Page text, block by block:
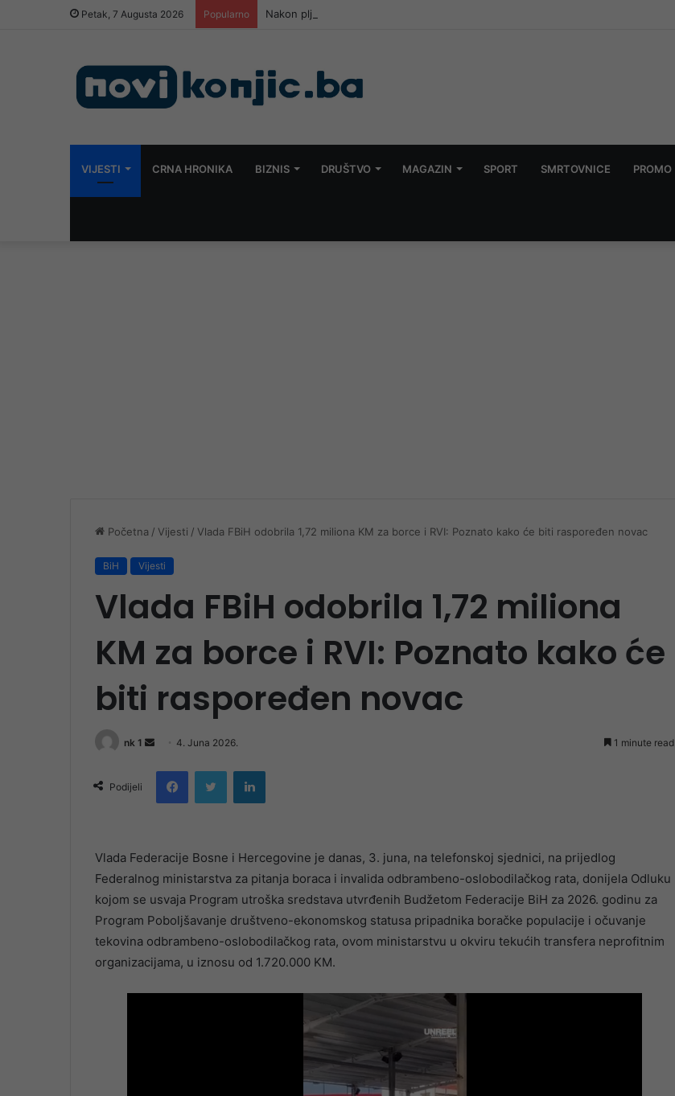
Petak, 7 Augusta 2026 Popularno Nakon pljačke pumpe u Konjicu: Dvije osobe uhapšene, obavljeni pretresi
VIJESTI CRNA HRONIKA BIZNIS DRUŠTVO MAGAZIN SPORT SMRTOVNICE PROMO
Početna / Vijesti / Vlada FBiH odobrila 1,72 miliona KM za borce i RVI: Poznato kako će biti raspoređen novac
BiH Vijesti
Vlada FBiH odobrila 1,72 miliona
KM za borce i RVI: Poznato kako će
biti raspoređen novac
nk 1
Send
email
4. Juna 2026. 1 minute read
Podijeli
FacebookTwitter LinkedIn
Vlada Federacije Bosne i Hercegovine je danas, 3. juna, na telefonskoj sjednici, na prijedlog
Federalnog ministarstva za pitanja boraca i invalida odbrambeno-oslobodilačkog rata, donijela Odluku
kojom se usvaja Program utroška sredstava utvrđenih Budžetom Federacije BiH za 2026. godinu za
Program Poboljšavanje društveno-ekonomskog statusa pripadnika boračke populacije i očuvanje
tekovina odbrambeno-oslobodilačkog rata, ovom ministarstvu u okviru tekućih transfera neprofitnim
organizacijama, u iznosu od 1.720.000 KM.